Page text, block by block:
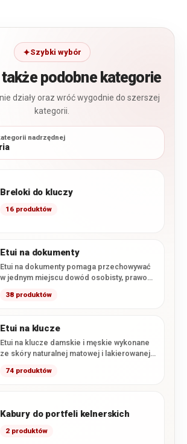
Szybki wybór
podobne kategorie
działy oraz wróć wygodnie do szerszej
kategorii.
nadrzędnej
Breloki do kluczy
16 produktów
Etui na dokumenty
Etui na dokumenty pomaga przechowywać
w jednym miejscu dowód osobisty, prawo
38 produktów
Etui na klucze
Etui na klucze damskie i męskie wykonane
ze skóry naturalnej matowej i lakierowanej.
74 produktów
Kabury do portfeli kelnerskich
2 produktów